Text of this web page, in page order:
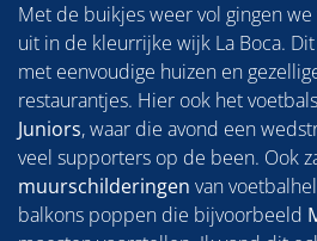
Met de buikjes weer vol gingen
uit in de kleurrijke wijk La Boca.
met eenvoudige huizen en
restaurantjes. Hier ook het
Juniors, waar die avond een
veel supporters op de been. Ook
muurschilderingen van
balkons poppen die bijvoorbeeld